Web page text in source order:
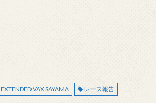
EXTENDED VAX SAYAMA レース報告